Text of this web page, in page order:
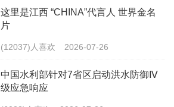
这里是江西 “CHINA”代言人 世界金名
片
(12037)人喜欢 2026-07-26
中国水利部针对7省区启动洪水防御Ⅳ
级应急响应